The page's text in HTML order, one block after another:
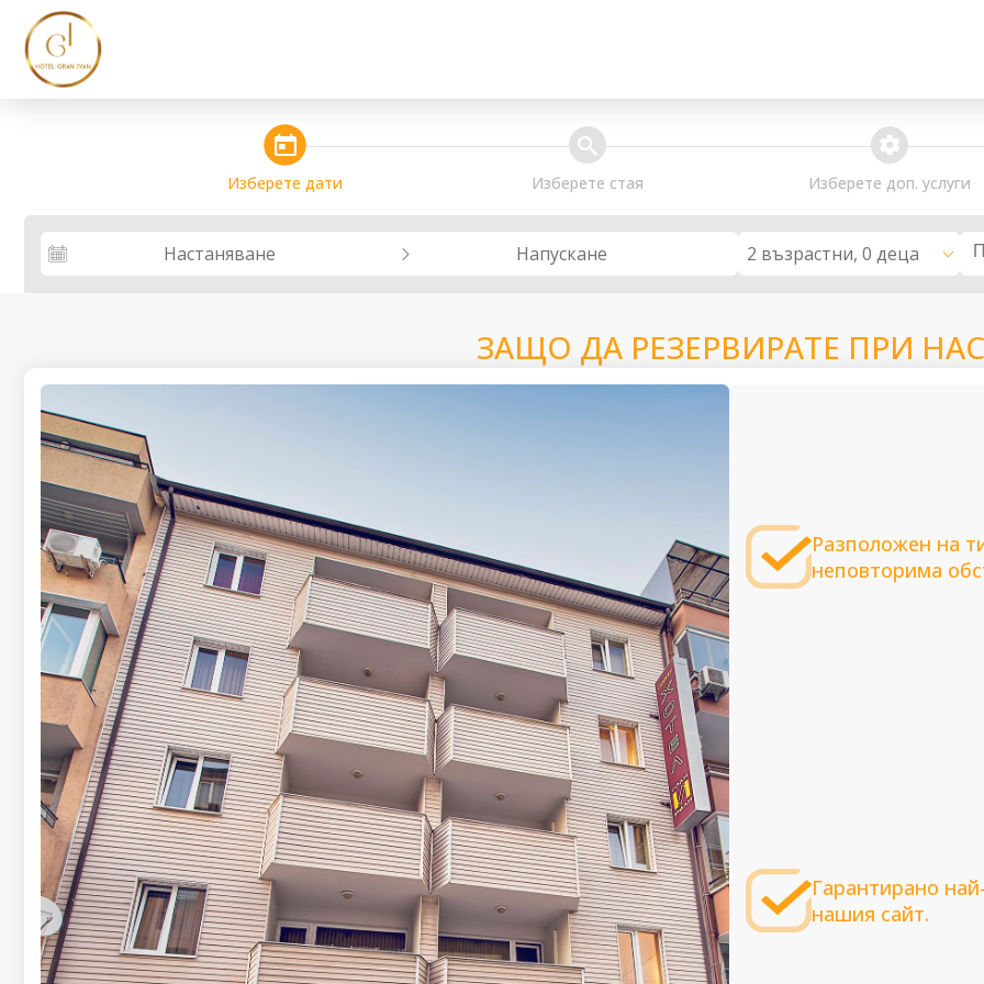
steps_calendar
Изберете дати
search
Изберете стая
extra_services
Изберете доп. услуги
Настаняване Напускане 2 възрастни, 0 деца
ЗАЩО ДА РЕЗЕРВИРАТЕ ПРИ
Разположен на
неповторима
Гарантирано
нашия сайт.